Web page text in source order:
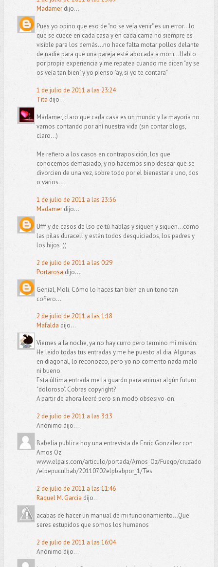
Madamerdijo...
Pues yo opino que eso de "no se veía venir" es un error...lo
que se cuece en cada casa y en cada cama no siempre es
visible para los demás...no hace falta motar pollos delante
de nadie para que una pareja esté abocada a morir...Hablo
por propia experiencia y me repatea cuando me dicen "ay se
os veía tan bien" y yo pienso "ay, si yo te contara"
1 de julio de 2011 a las 23:24
Tita dijo...
Madamer, claro que cada casa es un mundo y la mayoría no
vamos contando por ahí nuestra vida (sin contar blogs,
claro...)
Me refiero a los casos en contraposición, los que
conocemos demasiado, y no hacemos sino desear que se
divorcien de una vez, sobre todo por el bienestar e uno, dos
o varios....
1 de julio de 2011 a las 23:56
Madamerdijo...
Ufff y de casos de lso qe tú hablas y siguen y siguen...como
las pilas duracell y están todos desquiciados, los padres y
los hijos :((
2 de julio de 2011 a las 0:29
Portarosa dijo...
Genial, Moli. Cómo lo haces tan bien en un tono tan
coñero...
2 de julio de 2011 a las 1:18
Mafalda dijo...
Viernes a la noche, ya no hay curro pero termino mi misión.
He leido todas tus entradas y me he puesto al dia. Algunas
en diagonal, lo reconozco, pero yo no comento nada malo
ni bueno.
Esta última entrada me la guardo para animar algún futuro
"doloroso". Cobras copyright?
A partir de ahora leeré pero sin modo obsesivo-on.
2 de julio de 2011 a las 3:13
Anónimo dijo...
Babelia publica hoy una entrevista de Enric González con
Amos Oz.
www.elpais.com/articulo/portada/Amos_Oz/Fuego/cruzado
/elpepuculbab/20110702elpbabpor_1/Tes
2 de julio de 2011 a las 11:46
Raquel M. Garcia dijo...
acabas de hacer un manual de mi funcionamiento...Que
seres estupidos que somos los humanos
2 de julio de 2011 a las 16:04
Anónimo dijo...